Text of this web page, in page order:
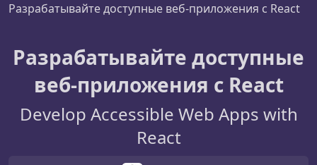
Разрабатывайте доступные веб-приложения с React
Разрабатывайте доступные
веб-приложения с React
Develop Accessible Web Apps with
React